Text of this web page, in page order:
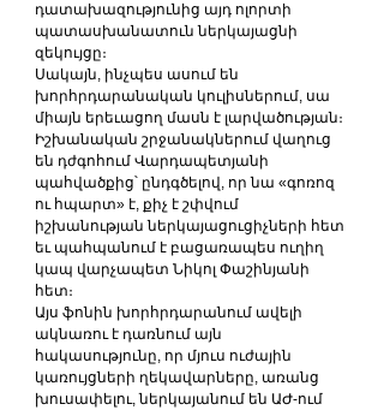
դատախազությունից այդ ոլորտի
պատասխանատուն ներկայացնի
զեկույցը։
Սակայն, ինչպես ասում են
խորհրդարանական կուլիսներում, սա
միայն երեւացող մասն է լարվածության։
Իշխանական շրջանակներում վաղուց
են դժգոհում Վարդապետյանի
պահվածքից՝ ընդգծելով, որ նա «գոռոզ
ու հպարտ» է, քիչ է շփվում
իշխանության ներկայացուցիչների հետ
եւ պահպանում է բացառապես ուղիղ
կապ վարչապետ Նիկոլ Փաշինյանի
հետ։
Այս ֆոնին խորհրդարանում ավելի
ակնառու է դառնում այն
հակասությունը, որ մյուս ուժային
կառույցների ղեկավարները, առանց
խուսափելու, ներկայանում են ԱԺ-ում